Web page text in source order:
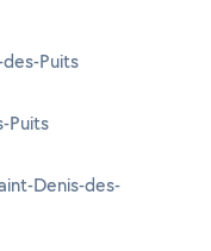
Puits
Puits
Denis-des-